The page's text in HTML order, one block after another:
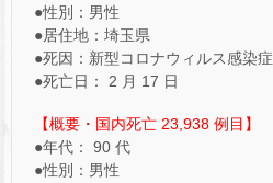
●性別：男性
●居住地：埼玉県
●死因：新型コロナウィルス感染症
●死亡日： 2 月 17 日
【概要・国内死亡 23,938 例目】
●年代： 90 代
●性別：男性